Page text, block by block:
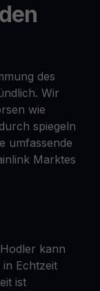
des
Wir
wie
spiegeln
umfassende
Marktes
kann
Echtzeit
ist